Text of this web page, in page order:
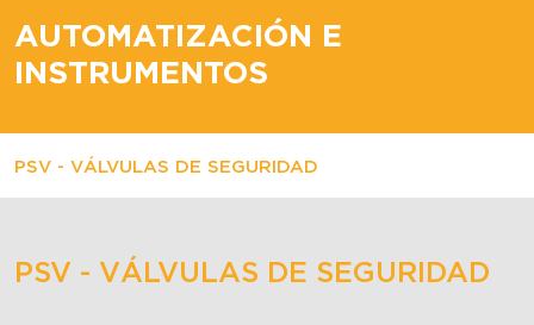
AUTOMATIZACIÓN E
INSTRUMENTOS
PSV - VÁLVULAS DE SEGURIDAD
PSV - VÁLVULAS DE SEGURIDAD